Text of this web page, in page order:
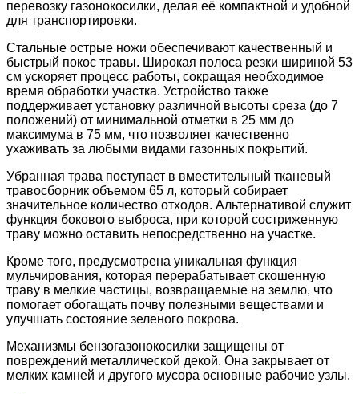
перевозку газонокосилки, делая её компактной и удобной
для транспортировки.
Стальные острые ножи обеспечивают качественный и
быстрый покос травы. Широкая полоса резки шириной 53
см ускоряет процесс работы, сокращая необходимое
время обработки участка. Устройство также
поддерживает установку различной высоты среза (до 7
положений) от минимальной отметки в 25 мм до
максимума в 75 мм, что позволяет качественно
ухаживать за любыми видами газонных покрытий.
Убранная трава поступает в вместительный тканевый
травосборник объемом 65 л, который собирает
значительное количество отходов. Альтернативой служит
функция бокового выброса, при которой состриженную
траву можно оставить непосредственно на участке.
Кроме того, предусмотрена уникальная функция
мульчирования, которая перерабатывает скошенную
траву в мелкие частицы, возвращаемые на землю, что
помогает обогащать почву полезными веществами и
улучшать состояние зеленого покрова.
Механизмы бензогазонокосилки защищены от
повреждений металлической декой. Она закрывает от
мелких камней и другого мусора основные рабочие узлы.